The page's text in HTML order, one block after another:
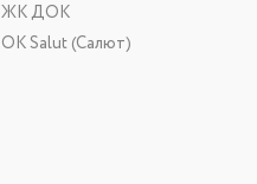
ЖК ДОК
ОК Salut (Салют)